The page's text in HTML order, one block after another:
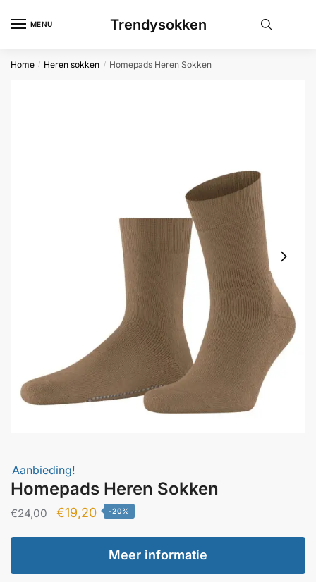
MENU Trendysokken
Home / Heren sokken / Homepads Heren Sokken
Aanbieding!
Homepads Heren Sokken
€24,00
Oorspronkelijke
€24,00.
€19,20Huidige
€19,20.
-20%
Meer informatie